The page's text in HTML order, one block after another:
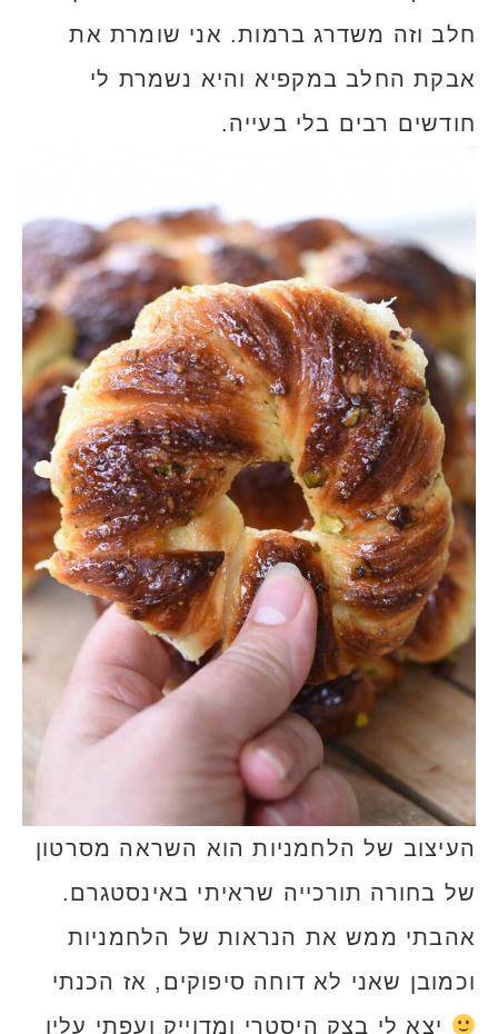
חלב וזה משדרג ברמות. אני שומרת את
אבקת החלב במקפיא והיא נשמרת לי
חודשים רבים בלי בעייה.
העיצוב של הלחמניות הוא השראה מסרטון
של בחורה תורכייה שראיתי באינסטגרם.
אהבתי ממש את הנראות של הלחמניות
וכמובן שאני לא דוחה סיפוקים, אז הכנתי
יצא לי בצק היסטרי ומדוייק ועפתי עליו